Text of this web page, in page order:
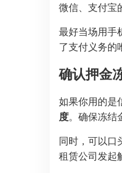
微信、支付宝
最好当场用手
了支付义务的
确认押金
如果你用的是
度。确保冻结
同时，可以口
租赁公司发起